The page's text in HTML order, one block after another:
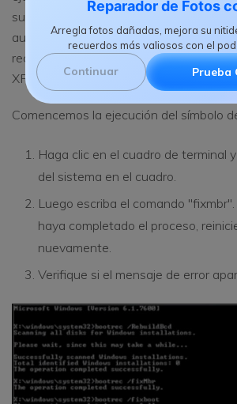
Reparador de Fotos
Arregla fotos dañadas, mejora su
recuerdos más valiosos con el
Continuar Prueba
su PC. Al hacer esto, nuestro error se
automáticamente. Sin embargo, este
rectificación de comandos se
XP y Windows 2000.
Comencemos la ejecución del símbolo
Haga clic en el cuadro de terminal
del sistema en el cuadro.
Luego escriba el comando
haya completado el proceso,
nuevamente.
Verifique si el mensaje de error